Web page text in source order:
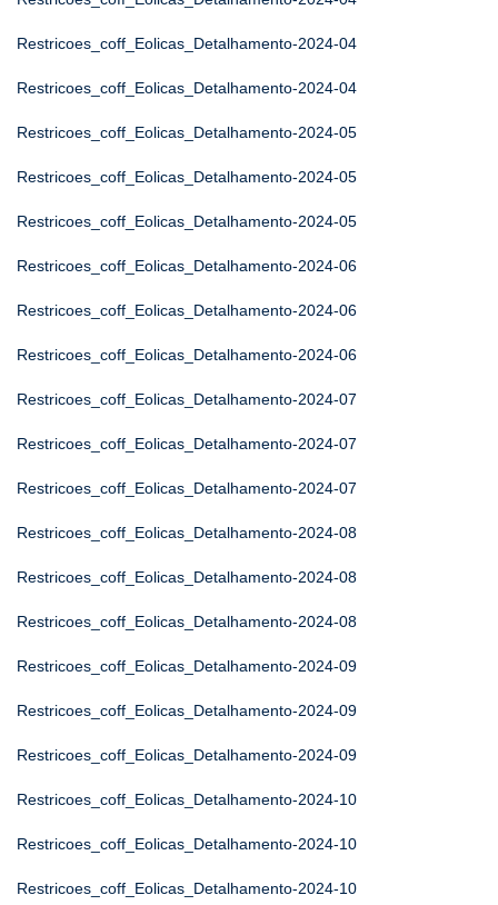
Restricoes_coff_Eolicas_Detalhamento-2024-04
Restricoes_coff_Eolicas_Detalhamento-2024-04
Restricoes_coff_Eolicas_Detalhamento-2024-05
Restricoes_coff_Eolicas_Detalhamento-2024-05
Restricoes_coff_Eolicas_Detalhamento-2024-05
Restricoes_coff_Eolicas_Detalhamento-2024-06
Restricoes_coff_Eolicas_Detalhamento-2024-06
Restricoes_coff_Eolicas_Detalhamento-2024-06
Restricoes_coff_Eolicas_Detalhamento-2024-07
Restricoes_coff_Eolicas_Detalhamento-2024-07
Restricoes_coff_Eolicas_Detalhamento-2024-07
Restricoes_coff_Eolicas_Detalhamento-2024-08
Restricoes_coff_Eolicas_Detalhamento-2024-08
Restricoes_coff_Eolicas_Detalhamento-2024-08
Restricoes_coff_Eolicas_Detalhamento-2024-09
Restricoes_coff_Eolicas_Detalhamento-2024-09
Restricoes_coff_Eolicas_Detalhamento-2024-09
Restricoes_coff_Eolicas_Detalhamento-2024-10
Restricoes_coff_Eolicas_Detalhamento-2024-10
Restricoes_coff_Eolicas_Detalhamento-2024-10